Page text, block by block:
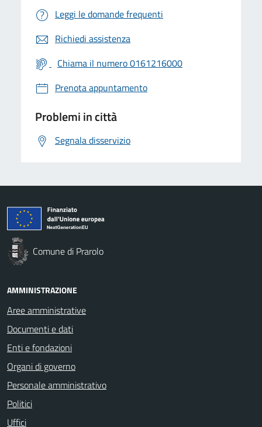
Leggi le domande frequenti
Richiedi assistenza
Chiama il numero 0161216000
Prenota appuntamento
Problemi in città
Segnala disservizio
Comune di Prarolo
AMMINISTRAZIONE
Aree amministrative
Documenti e dati
Enti e fondazioni
Organi di governo
Personale amministrativo
Politici
Uffici